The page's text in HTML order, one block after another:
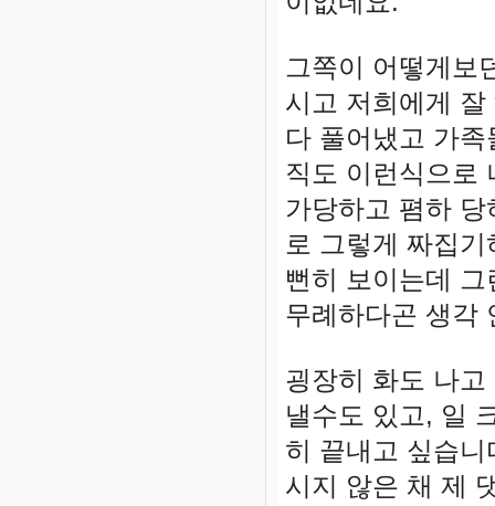
그쪽이 어떻게보
시고 저희에게
다 풀어냈고 가
직도 이런식으로
가당하고 폄하
로 그렇게 짜집
뻔히 보이는데
무례하다곤 생각
굉장히 화도 나
낼수도 있고, 일
히 끝내고 싶습
시지 않은 채 제